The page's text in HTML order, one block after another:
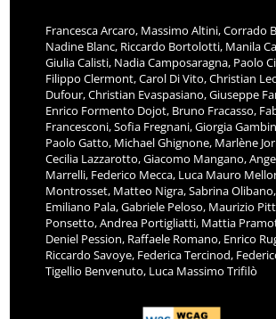
Francesca Arcaro, Massimo Altini, Corrado
Nadine Blanc, Riccardo Bortolotti, Manila
Giulia Calisti, Nadia Camposaragna, Paolo
Filippo Clermont, Carol Di Vito, Christian
Dufour, Christian Evaspasiano, Giuseppe
Enrico Formento Dojot, Bruno Fracasso,
Francesconi, Sofia Fregnani, Giorgia
Paolo Gatto, Michael Ghignone, Marlène
Cecilia Lazzarotto, Giacomo Mangano,
Marrelli, Federico Mecca, Luca Mauro
Montrosset, Matteo Nigra, Sabrina Olibano,
Emiliano Pala, Gabriele Peloso, Maurizio
Ponsetto, Andrea Portigliatti, Mattia
Deniel Pession, Raffaele Romano, Enrico
Riccardo Savoye, Federica Tercinod,
Tigellio Benvenuto, Luca Massimo Trifilò